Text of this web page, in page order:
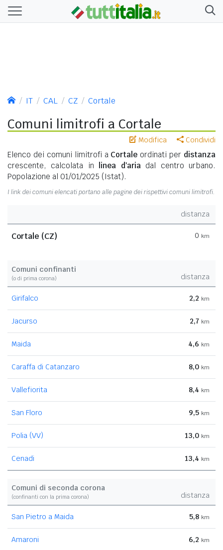
IT CAL CZ Cortale
Comuni limitrofi a Cortale
Modifica Condividi
Elenco dei comuni limitrofi a Cortale ordinati per distanza
crescente, calcolata in
linea d'aria dal centro urbano.
Popolazione al 01/01/2025 (Istat).
I link dei comuni elencati portano alle pagine dei rispettivi comuni limitrofi.
distanza
Cortale (CZ) 0 km
Comuni confinanti
(o di prima corona) distanza
Girifalco 2,2 km
Jacurso 2,7 km
Maida 4,6 km
Caraffa di Catanzaro 8,0 km
Vallefiorita 8,4 km
San Floro 9,5 km
Polia (VV) 13,0 km
Cenadi 13,4 km
Comuni di seconda corona
(confinanti con la prima corona) distanza
San Pietro a Maida 5,8 km
Amaroni 6,2 km